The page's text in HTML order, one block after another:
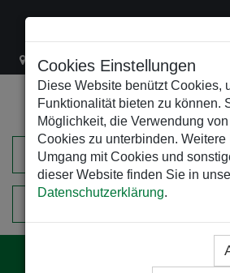
Cookies Einstellungen
Diese Website benützt Cookies,
Funktionalität bieten zu können.
Möglichkeit, die Verwendung
Cookies zu unterbinden. Weitere
Umgang mit Cookies und
dieser Website finden Sie in
Datenschutzerklärung.
Lacknergasse 78 +43/1/470 37 00